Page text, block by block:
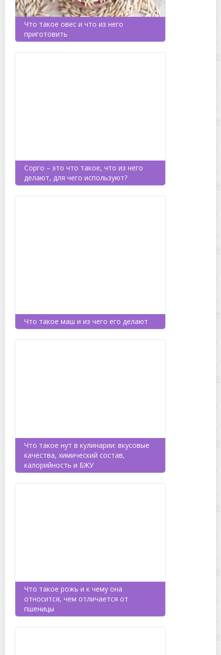
Что такое овес и что из него
приготовить
Сорго – это что такое, что из него
делают, для чего используют?
Что такое маш и из чего его делают
Что такое нут в кулинарии: вкусовые
качества, химический состав,
калорийность и БЖУ
Что такое рожь и к чему она
относится, чем отличается от
пшеницы